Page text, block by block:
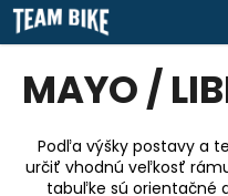
Prejsť
na
obsah
MAYO /
Podľa výšky postavy a
určiť vhodnú veľkosť
tabuľke sú orientačné
K
o
o
p